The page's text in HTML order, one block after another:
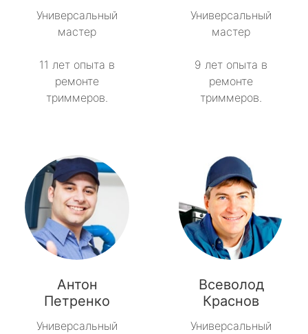
Универсальный
мастер
11 лет опыта в
ремонте
триммеров.
Универсальный
мастер
9 лет опыта в
ремонте
триммеров.
Антон
Петренко
Универсальный
Всеволод
Краснов
Универсальный